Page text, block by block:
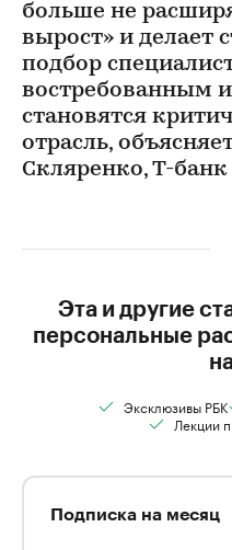
больше не
вырост» и делает
подбор
востребованным
становятся
отрасль,
Скляренко, Т-банк
Эта и другие
персональные
Эксклюзивы РБК
Лекции
Подписка на месяц